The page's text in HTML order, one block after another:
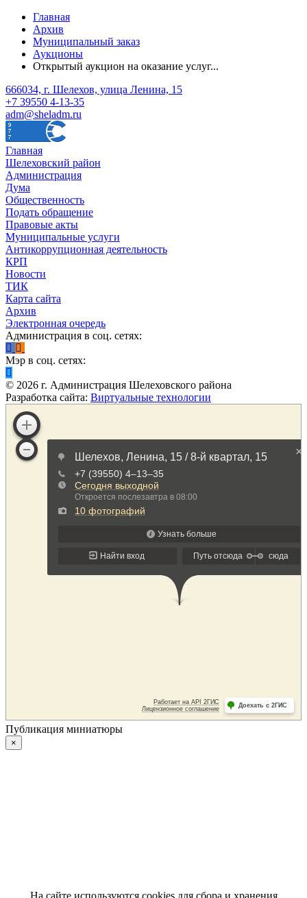
Главная
Архив
Муниципальный заказ
Аукционы
Открытый аукцион на оказание услуг...
666034, г. Шелехов, улица Ленина, 15
+7 39550 4-13-35
adm@sheladm.ru
Главная
Шелеховский район
Администрация
Дума
Общественность
Подать обращение
Правовые акты
Муниципальные услуги
Антикоррупционная деятельность
КРП
Новости
ТИК
Карта сайта
Архив
Электронная очередь
Администрация в соц. сетях:
Мэр в соц. сетях:
© 2026 г. Администрация Шелеховского района
Разработка сайта: Виртуальные технологии
Публикация миниатюры
×
На сайте используются cookies для сбора и хранения